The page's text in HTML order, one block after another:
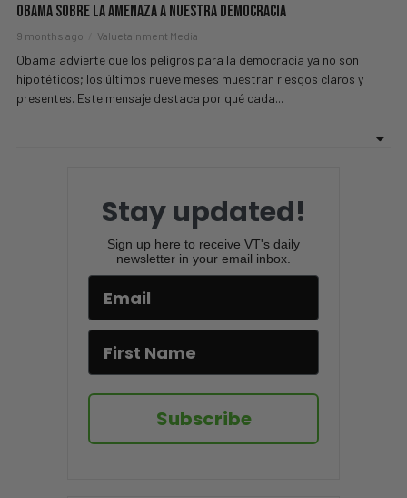
Obama Sobre La Amenaza A Nuestra Democracia
9 months ago Valuetainment Media
Obama advierte que los peligros para la democracia ya no son
hipotéticos; los últimos nueve meses muestran riesgos claros y
presentes. Este mensaje destaca por qué cada...
Stay updated!
Sign up here to receive VT's daily
newsletter in your email inbox.
Subscribe